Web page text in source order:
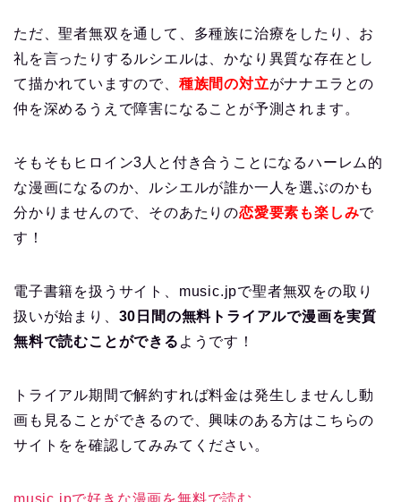
ただ、聖者無双を通して、多種族に治療をしたり、お
礼を言ったりするルシエルは、かなり異質な存在とし
て描かれていますので、 種族間の対立がナナエラとの
仲を深めるうえで障害になることが予測されます。
そもそもヒロイン3人と付き合うことになるハーレム的
な漫画になるのか、ルシエルが誰か一人を選ぶのかも
分かりませんので、そのあたりの恋愛要素も楽しみで
す！
電子書籍を扱うサイト、music.jpで聖者無双をの取り
扱いが始まり、 30日間の無料トライアルで漫画を実質
無料で読むことができる ようです！
トライアル期間で解約すれば料金は発生しませんし動
画も見ることができるので、興味のある方はこちらの
サイトをを確認してみみてください。
music.jpで好きな漫画を無料で読む